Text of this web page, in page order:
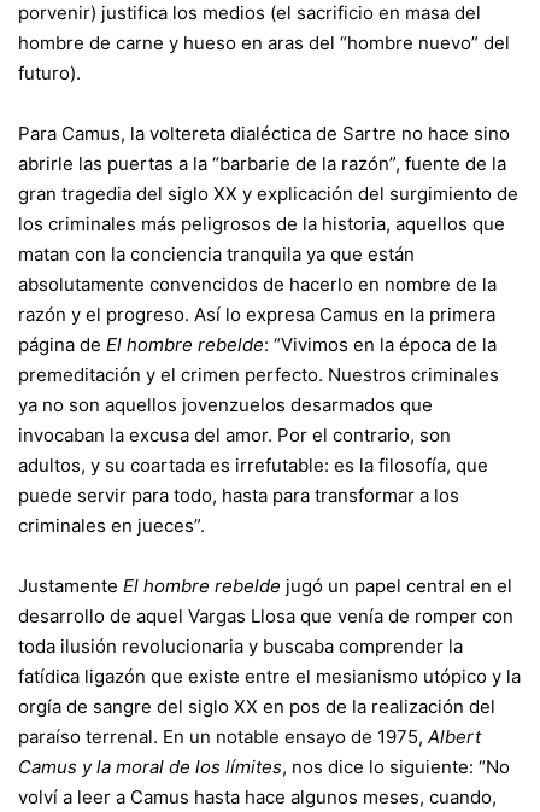
porvenir) justifica los medios (el sacrificio en masa del
hombre de carne y hueso en aras del “hombre nuevo” del
futuro).
Para Camus, la voltereta dialéctica de Sartre no hace sino
abrirle las puertas a la “barbarie de la razón”, fuente de la
gran tragedia del siglo XX y explicación del surgimiento de
los criminales más peligrosos de la historia, aquellos que
matan con la conciencia tranquila ya que están
absolutamente convencidos de hacerlo en nombre de la
razón y el progreso. Así lo expresa Camus en la primera
página de El hombre rebelde: “Vivimos en la época de la
premeditación y el crimen perfecto. Nuestros criminales
ya no son aquellos jovenzuelos desarmados que
invocaban la excusa del amor. Por el contrario, son
adultos, y su coartada es irrefutable: es la filosofía, que
puede servir para todo, hasta para transformar a los
criminales en jueces”.
Justamente El hombre rebelde jugó un papel central en el
desarrollo de aquel Vargas Llosa que venía de romper con
toda ilusión revolucionaria y buscaba comprender la
fatídica ligazón que existe entre el mesianismo utópico y la
orgía de sangre del siglo XX en pos de la realización del
paraíso terrenal. En un notable ensayo de 1975, Albert
Camus y la moral de los límites, nos dice lo siguiente: “No
volví a leer a Camus hasta hace algunos meses, cuando,